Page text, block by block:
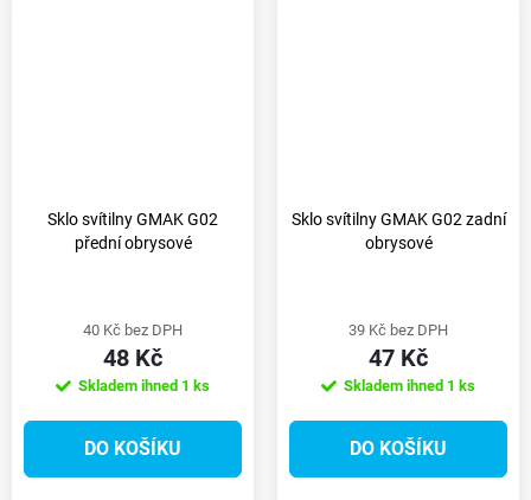
Sklo svítilny GMAK G02
přední obrysové
40 Kč bez DPH
48 Kč
Skladem ihned 1 ks
DO KOŠÍKU
Sklo svítilny GMAK G02 zadní
obrysové
39 Kč bez DPH
47 Kč
Skladem ihned 1 ks
DO KOŠÍKU